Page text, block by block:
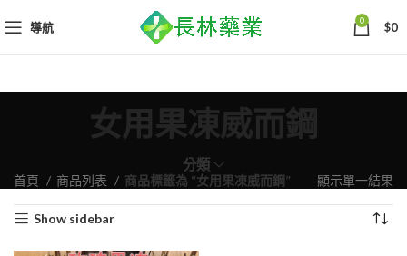
導航 0 $0
女用果凍威而鋼
分類
首頁 商品列表 商品標籤為 “女用果凍威而鋼” 顯示單一結果
Show sidebar